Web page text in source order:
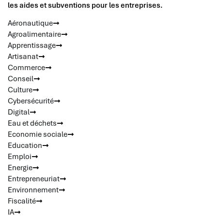
les aides et subventions pour les entreprises.
Aéronautique
Agroalimentaire
Apprentissage
Artisanat
Commerce
Conseil
Culture
Cybersécurité
Digital
Eau et déchets
Economie sociale
Education
Emploi
Energie
Entrepreneuriat
Environnement
Fiscalité
IA